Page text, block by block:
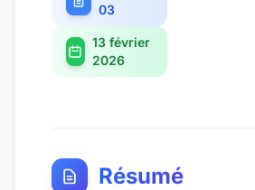
03
13 février
2026
Résumé